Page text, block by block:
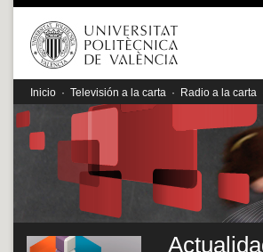
Inicio · Televisión a la carta · Radio a la carta